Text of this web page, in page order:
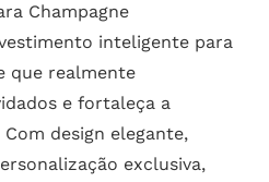
Champagne
inteligente para
que realmente
e fortaleça a
design elegante,
exclusiva,